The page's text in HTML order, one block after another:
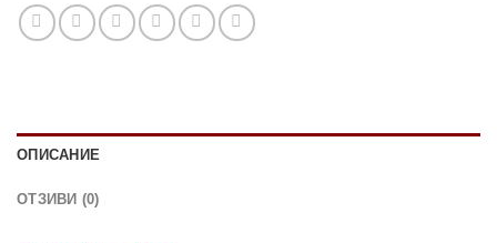
ОПИСАНИЕ
ОТЗИВИ (0)